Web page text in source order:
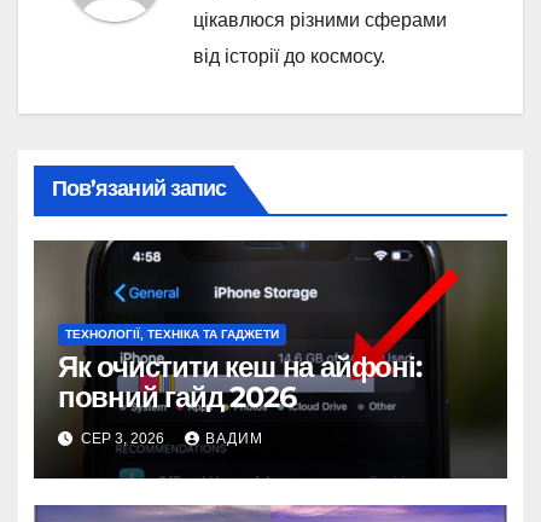
цікавлюся різними сферами
від історії до космосу.
Пов’язаний запис
ТЕХНОЛОГІЇ, ТЕХНІКА ТА ГАДЖЕТИ
Як очистити кеш на айфоні:
повний гайд 2026
СЕР 3, 2026 ВАДИМ